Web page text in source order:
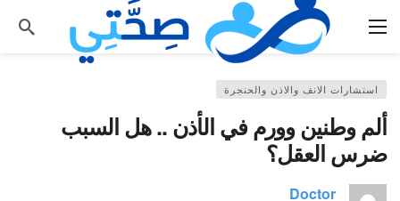
استشارات الانف والاذن والحنجرة
ألم وطنين وورم في الأذن .. هل السبب
ضرس العقل؟
Doctor